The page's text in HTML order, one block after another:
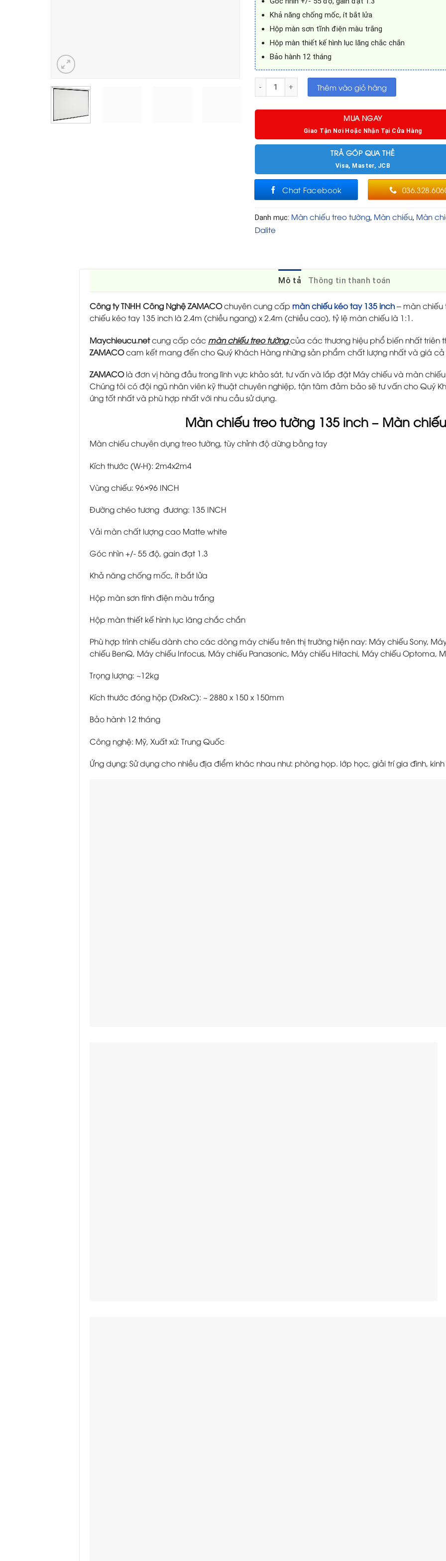
Khả năng chống mốc, ít bắt lửa
Hộp màn sơn tĩnh điện màu trắng
Hộp màn thiết kế hình lục lăng chắc chắn
Bảo hành 12 tháng
Màn chiếu treo tường 135 inch Dalite số lượng
Thêm vào giỏ hàng
MUA NGAY
Giao Tận Nơi Hoặc Nhận Tại Cửa Hàng
TRẢ GÓP QUA THẺ
Visa, Master, JCB
Chat Facebook
Danh mục: Màn chiếu treo tường, Màn chiếu, Màn
Dalite
Mô tả Thông tin thanh toán
Công ty TNHH Công Nghệ ZAMACOchuyên cung cấp màn chiếu kéo tay 135 inch– màn chiếu
chiếu kéo tay 135 inch là 2.4m (chiều ngang) x 2.4m (chiều cao), tỷ lệ màn chiếu là 1:1.
Maychieucu.netcung cấp các màn chiếu treo tườngcủa các thương hiệu phổ biến nhất triên
ZAMACOcam kết mang đến cho Quý Khách Hàng những sản phẩm chất lượng nhất và giá cả
ZAMACOlà đơn vị hàng đầu trong lĩnh vực khảo sát, tư vấn và lắp đặt Máy chiếu và màn chiếu
Chúng tôi có đội ngũ nhân viên kỹ thuật chuyên nghiệp, tận tâm đảm bảo sẽ tư vấn cho Quý
ứng tốt nhất và phù hợp nhất với nhu cầu sử dụng.
Màn chiếu treo tường 135 inch – Màn
Màn chiếu chuyên dụng treo tường, tùy chỉnh độ dừng bằng tay
Kích thước (W-H): 2m4x2m4
Vùng chiếu: 96×96 INCH
Đường chéo tương đương: 135 INCH
Vải màn chất lượng cao Matte white
Góc nhìn +/- 55 độ, gain đạt 1.3
Khả năng chống mốc, ít bắt lửa
Hộp màn sơn tĩnh điện màu trắng
Hộp màn thiết kế hình lục lăng chắc chắn
Phù hợp trình chiếu dành cho các dòng máy chiếu trên thị trường hiện nay: Máy chiếu Sony,
chiếu BenQ, Máy chiếu Infocus, Máy chiếu Panasonic, Máy chiếu Hitachi, Máy chiếu Optoma,
Trọng lượng: ~12kg
Kích thước đóng hộp (DxRxC): ~ 2880 x 150 x 150mm
Bảo hành 12 tháng
Công nghệ: Mỹ, Xuất xứ: Trung Quốc
Ứng dụng: Sử dụng cho nhiều địa điểm khác nhau như: phòng họp. lớp học, giải trí gia đình,